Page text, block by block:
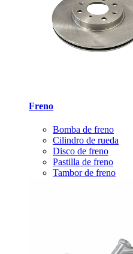
Freno
Bomba de freno
Cilindro de rueda
Disco de freno
Pastilla de freno
Tambor de freno